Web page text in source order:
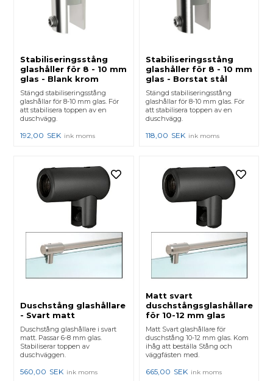
Stabiliseringsstång
glashåller för 8 - 10 mm
glas - Blank krom
Stängd stabiliseringsstång
glashållar för 8-10 mm glas. För
att stabilisera toppen av en
duschvägg.
192,00 SEK ink moms
Stabiliseringsstång
glashåller för 8 - 10 mm
glas - Borstat stål
Stängd stabiliseringsstång
glashållar för 8-10 mm glas. För
att stabilisera toppen av en
duschvägg.
118,00 SEK ink moms
Duschstång glashållare
- Svart matt
Duschstång glashållare i svart
matt. Passar 6-8 mm glas.
Stabiliserar toppen av
duschväggen.
560,00 SEK ink moms
Matt svart
duschstångsglashållare
för 10-12 mm glas
Matt Svart glashållare för
duschstång 10-12 mm glas. Kom
ihåg att beställa Stång och
väggfästen med.
665,00 SEK ink moms